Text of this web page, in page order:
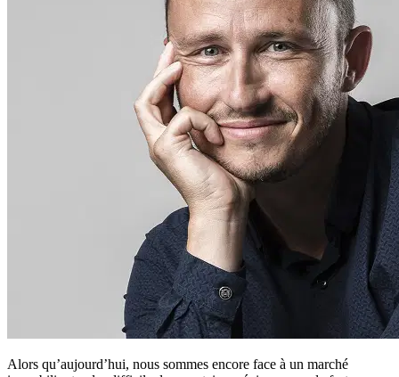
Alors qu’aujourd’hui, nous sommes encore face à un marché